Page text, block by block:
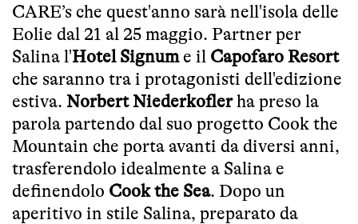
CARE’s che quest'anno sarà nell'isola delle
Eolie dal 21 al 25 maggio. Partner per
Salina l'Hotel Signume il Capofaro Resort
che saranno tra i protagonisti dell'edizione
estiva. Norbert Niederkoflerha preso la
parola partendo dal suo progetto Cook the
Mountain che porta avanti da diversi anni,
trasferendolo idealmente a Salina e
definendolo Cook the Sea. Dopo un
aperitivo in stile Salina, preparato da